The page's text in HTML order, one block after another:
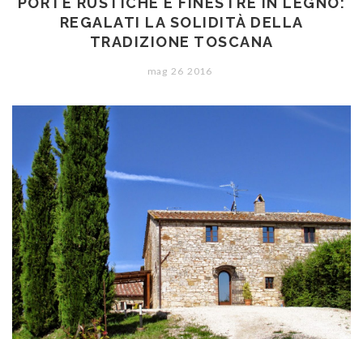
Studio Baciocchi
Massello
Rivestimenti
Persiane in legno
Persiane in PVC
Zanzariere
REGALATI LA SOLIDITÀ DELLA
TRADIZIONE TOSCANA
mag 26 2016